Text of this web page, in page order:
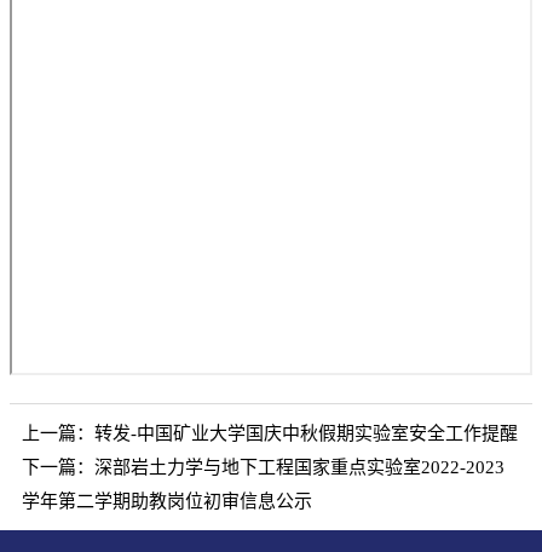
上一篇： 转发-中国矿业大学国庆中秋假期实验室安全工作提醒
下一篇： 深部岩土力学与地下工程国家重点实验室2022-2023
学年第二学期助教岗位初审信息公示